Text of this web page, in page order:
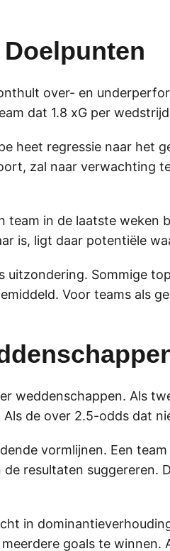
over- en
dat 1.8 xG per
heet regressie naar het
zal naar verwachting
team in de laatste
is, ligt daar potentiële
uitzondering. Sommige
Voor teams als
weddenschappen. Als
de over 2.5-odds dat
vormlijnen. Een
resultaten
in
goals te